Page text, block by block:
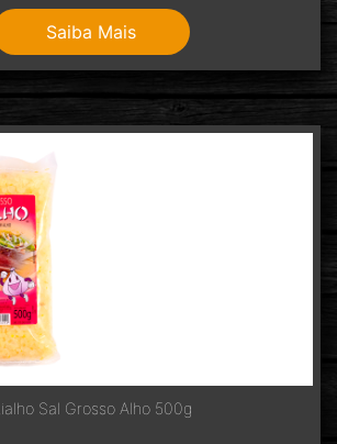
Saiba Mais
Sal Grosso Alho 500g